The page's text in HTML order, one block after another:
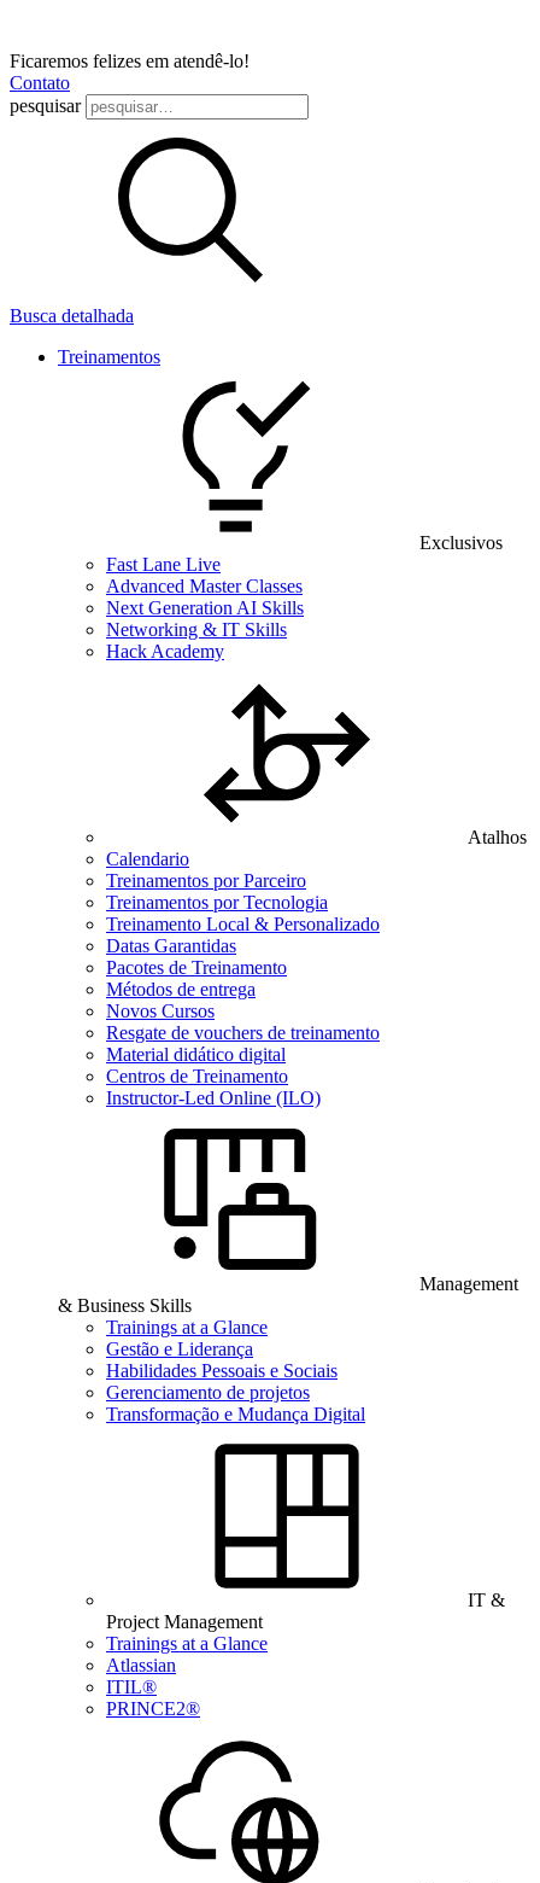
Ficaremos felizes em atendê-lo!
Contato
pesquisar
Busca detalhada
Treinamentos
Exclusivos
Fast Lane Live
Advanced Master Classes
Next Generation AI Skills
Networking & IT Skills
Hack Academy
Atalhos
Calendario
Treinamentos por Parceiro
Treinamentos por Tecnologia
Treinamento Local & Personalizado
Datas Garantidas
Pacotes de Treinamento
Métodos de entrega
Novos Cursos
Resgate de vouchers de treinamento
Material didático digital
Centros de Treinamento
Instructor-Led Online (ILO)
Management
& Business Skills
Trainings at a Glance
Gestão e Liderança
Habilidades Pessoais e Sociais
Gerenciamento de projetos
Transformação e Mudança Digital
IT &
Project Management
Trainings at a Glance
Atlassian
ITIL®
PRINCE2®